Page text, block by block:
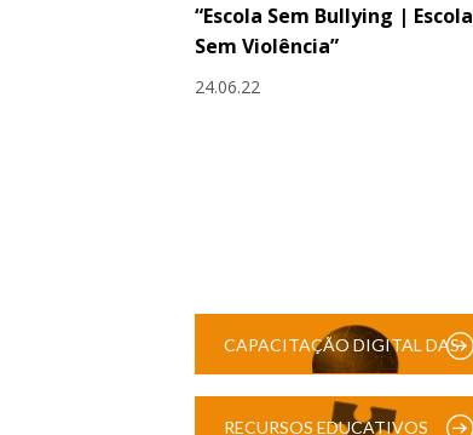
“Escola Sem Bullying | Escola
Sem Violência”
24.06.22
CAPACITAÇÃO DIGITAL DAS
RECURSOS EDUCATIVOS